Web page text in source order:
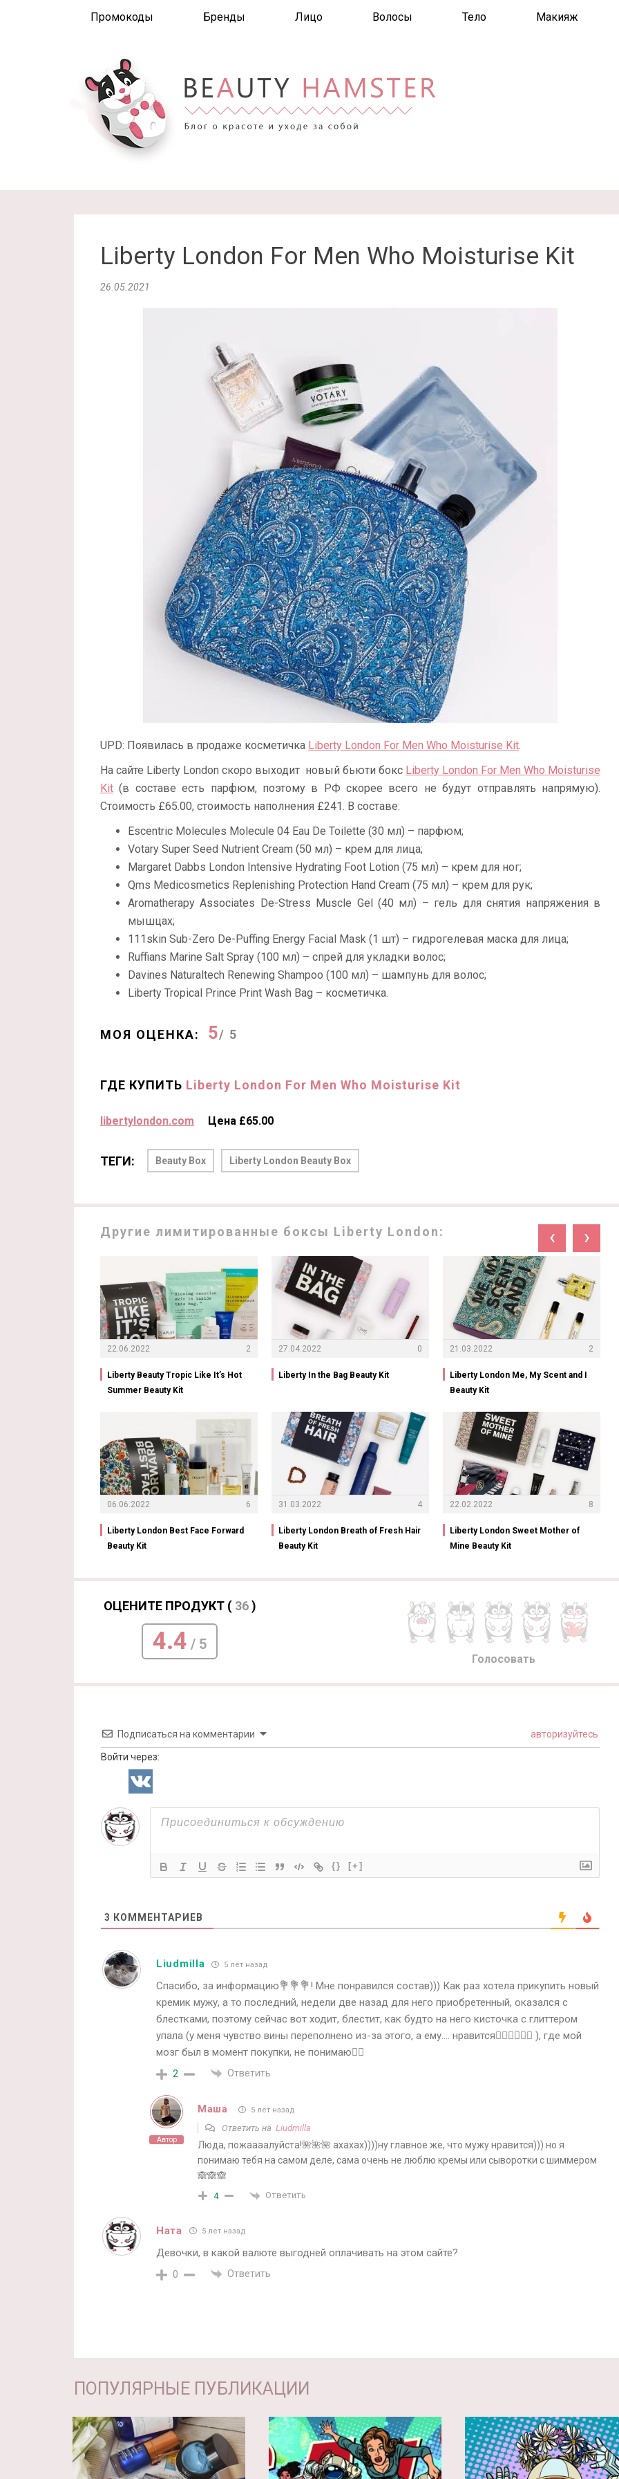
Промокоды Бренды Лицо Волосы Тело Макияж
Liberty London For Men Who Moisturise Kit
26.05.2021
UPD: Появилась в продаже косметичка Liberty London For Men Who Moisturise Kit.
На сайте Liberty London скоро выходит новый бьюти бокс Liberty London For Men Who Moisturise
Kit (в составе есть парфюм, поэтому в РФ скорее всего не будут отправлять напрямую).
Стоимость £65.00, стоимость наполнения £241. В составе:
Escentric Molecules Molecule 04 Eau De Toilette (30 мл) – парфюм;
Votary Super Seed Nutrient Cream (50 мл) – крем для лица;
Margaret Dabbs London Intensive Hydrating Foot Lotion (75 мл) – крем для ног;
Qms Medicosmetics Replenishing Protection Hand Cream (75 мл) – крем для рук;
Aromatherapy Associates De-Stress Muscle Gel (40 мл) – гель для снятия напряжения в
мышцах;
111skin Sub-Zero De-Puffing Energy Facial Mask (1 шт) – гидрогелевая маска для лица;
Ruffians Marine Salt Spray (100 мл) – спрей для укладки волос;
Davines Naturaltech Renewing Shampoo (100 мл) – шампунь для волос;
Liberty Tropical Prince Print Wash Bag – косметичка.
МОЯ ОЦЕНКА: 5/ 5
ГДЕ КУПИТЬ Liberty London For Men Who Moisturise Kit
libertylondon.com Цена £65.00
ТЕГИ: Beauty Box Liberty London Beauty Box
Другие лимитированные боксы Liberty London: ‹ ›
22.06.2022 2
Liberty Beauty Tropic Like It’s Hot
Summer Beauty Kit
06.06.2022 6
Liberty London Best Face Forward
Beauty Kit
27.04.2022 0
Liberty In the Bag Beauty Kit
31.03.2022 4
Liberty London Breath of Fresh Hair
Beauty Kit
21.03.2022 2
Liberty London Me, My Scent and I
Beauty Kit
22.02.2022 8
Liberty London Sweet Mother of
Mine Beauty Kit
ОЦЕНИТЕ ПРОДУКТ ( 36)
4.4 / 5
Голосовать
Подписаться на комментарии авторизуйтесь
Войти через:
{} [+]
3 КОММЕНТАРИЕВ
Liudmilla 5 лет назад
Спасибо, за информацию💐💐💐! Мне понравился состав))) Как раз хотела прикупить новый
кремик мужу, а то последний, недели две назад для него приобретенный, оказался с
блестками, поэтому сейчас вот ходит, блестит, как будто на него кисточка с глиттером
упала (у меня чувство вины переполнено из-за этого, а ему…. нравится🤦‍♀️🤦‍♀️🤦‍♀️ ), где мой
мозг был в момент покупки, не понимаю🤷‍♀️
2 Ответить
Автор
Маша 5 лет назад
Ответить на Liudmilla
Люда, пожаааалуйста!🌺🌺🌺 ахахах))))ну главное же, что мужу нравится))) но я
понимаю тебя на самом деле, сама очень не люблю кремы или сыворотки с шиммером
🙈🙈🙈
4 Ответить
Ната 5 лет назад
Девочки, в какой валюте выгодней оплачивать на этом сайте?
0 Ответить
ПОПУЛЯРНЫЕ ПУБЛИКАЦИИ